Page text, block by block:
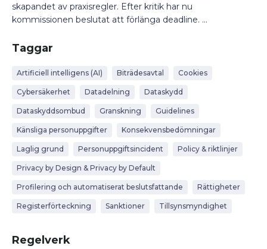
skapandet av praxisregler. Efter kritik har nu
kommissionen beslutat att förlänga deadline. ...
Taggar
Artificiell intelligens (AI) Biträdesavtal Cookies
Cybersäkerhet Datadelning Dataskydd
Dataskyddsombud Granskning Guidelines
Känsliga personuppgifter Konsekvensbedömningar
Laglig grund Personuppgiftsincident Policy & riktlinjer
Privacy by Design & Privacy by Default
Profilering och automatiserat beslutsfattande Rättigheter
Registerförteckning Sanktioner Tillsynsmyndighet
Regelverk